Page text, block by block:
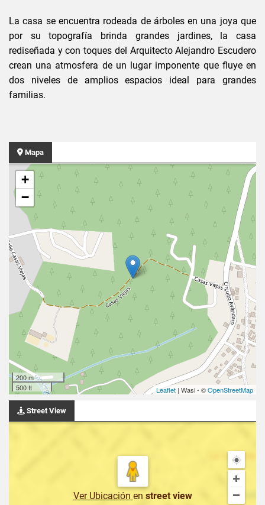
La casa se encuentra rodeada de árboles en una joya que
por su topografía brinda grandes jardines, la casa
rediseñada y con toques del Arquitecto Alejandro Escudero
crean una atmosfera de un lugar imponente que fluye en
dos niveles de amplios espacios ideal para grandes
familias.
Mapa
+
−
200 m
500 ft
Leaflet | Wasi - ©OpenStreetMap
Street View
Ver Ubicación en street view